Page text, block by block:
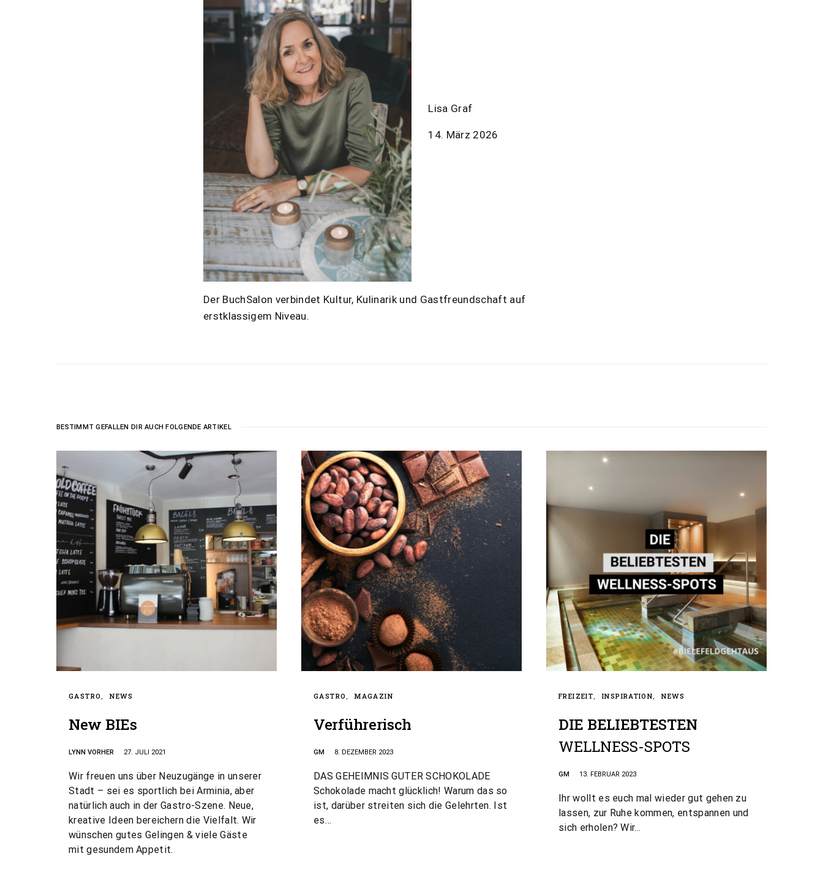
Lisa Graf
14. März 2026
Der BuchSalon verbindet Kultur, Kulinarik und Gastfreundschaft auf
erstklassigem Niveau.
BESTIMMT GEFALLEN DIR AUCH FOLGENDE ARTIKEL
GASTRO NEWS
New BIEs
LYNN VORHER 27. JULI 2021
Wir freuen uns über Neuzugänge in unserer
Stadt – sei es sportlich bei Arminia, aber
natürlich auch in der Gastro-Szene. Neue,
kreative Ideen bereichern die Vielfalt. Wir
wünschen gutes Gelingen & viele Gäste
mit gesundem Appetit.
GASTRO MAGAZIN
Verführerisch
GM 8. DEZEMBER 2023
DAS GEHEIMNIS GUTER SCHOKOLADE
Schokolade macht glücklich! Warum das so
ist, darüber streiten sich die Gelehrten. Ist
es…
FREIZEIT INSPIRATION NEWS
DIE BELIEBTESTEN
WELLNESS-SPOTS
GM 13. FEBRUAR 2023
Ihr wollt es euch mal wieder gut gehen zu
lassen, zur Ruhe kommen, entspannen und
sich erholen? Wir…